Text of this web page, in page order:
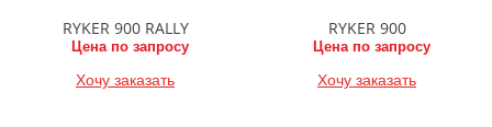
RYKER 900 RALLY
Цена по запросу
Хочу заказать
RYKER 900
Цена по запросу
Хочу заказать